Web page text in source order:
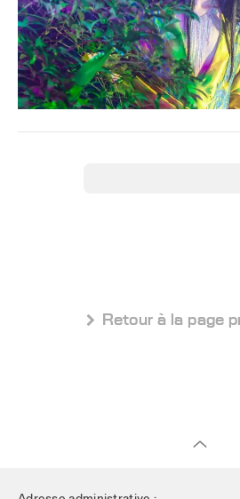
 Retour à la page